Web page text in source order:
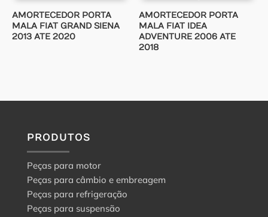
AMORTECEDOR PORTA
MALA FIAT GRAND SIENA
2013 ATE 2020
AMORTECEDOR PORTA
MALA FIAT IDEA
ADVENTURE 2006 ATE
2018
PRODUTOS
Peças para motor
Peças para câmbio e embreagem
Peças para refrigeração
Peças para suspensão